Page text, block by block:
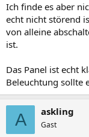
Ich finde es aber
echt nicht störend
von alleine
ist.
Das Panel ist echt
Beleuchtung sollte
A askling
Gast